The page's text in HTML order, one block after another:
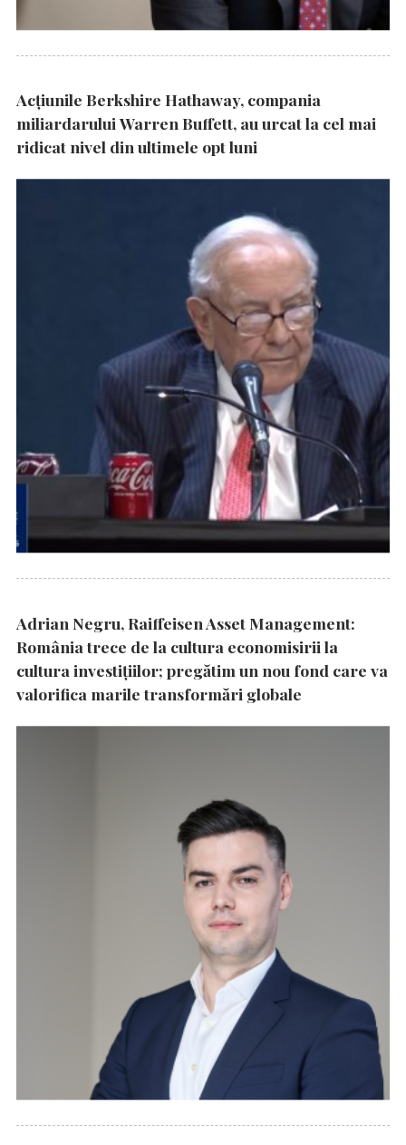
Acțiunile Berkshire Hathaway, compania
miliardarului Warren Buffett, au urcat la cel mai
ridicat nivel din ultimele opt luni
Adrian Negru, Raiffeisen Asset Management:
România trece de la cultura economisirii la
cultura investițiilor; pregătim un nou fond care va
valorifica marile transformări globale